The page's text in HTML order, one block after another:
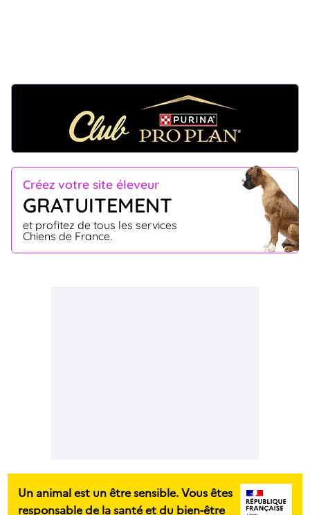
Créez votre site éleveur
GRATUITEMENT
et profitez de tous les services
Chiens de France.
Un animal est un être sensible. Vous êtes
responsable de la santé et du bien-être